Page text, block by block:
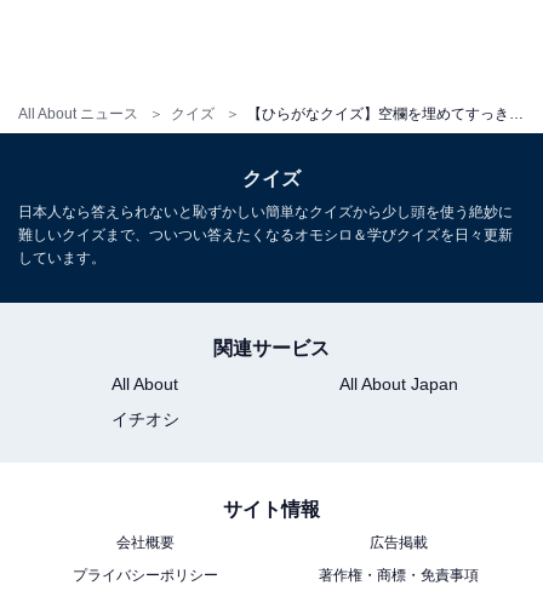
All About ニュース クイズ
クイズ
日本人なら答えられないと恥ずかしい簡単なクイズから少し頭を使う絶妙に
難しいクイズまで、ついつい答えたくなるオモシロ＆学びクイズを日々更新
しています。
関連サービス
All About
All About Japan
イチオシ
サイト情報
会社概要
広告掲載
プライバシーポリシー
著作権・商標・免責事項